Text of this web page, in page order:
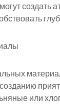
создать
или